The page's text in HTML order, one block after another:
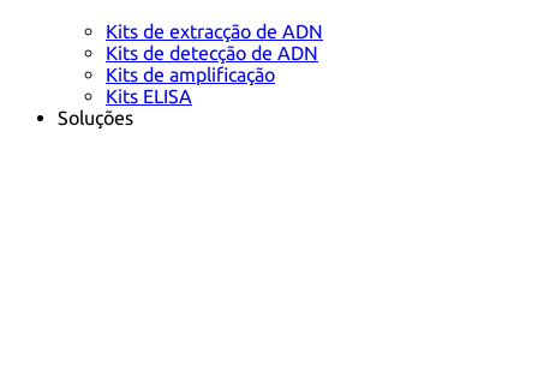
Kits de extracção de ADN
Kits de detecção de ADN
Kits de amplificação
Kits ELISA
Soluções